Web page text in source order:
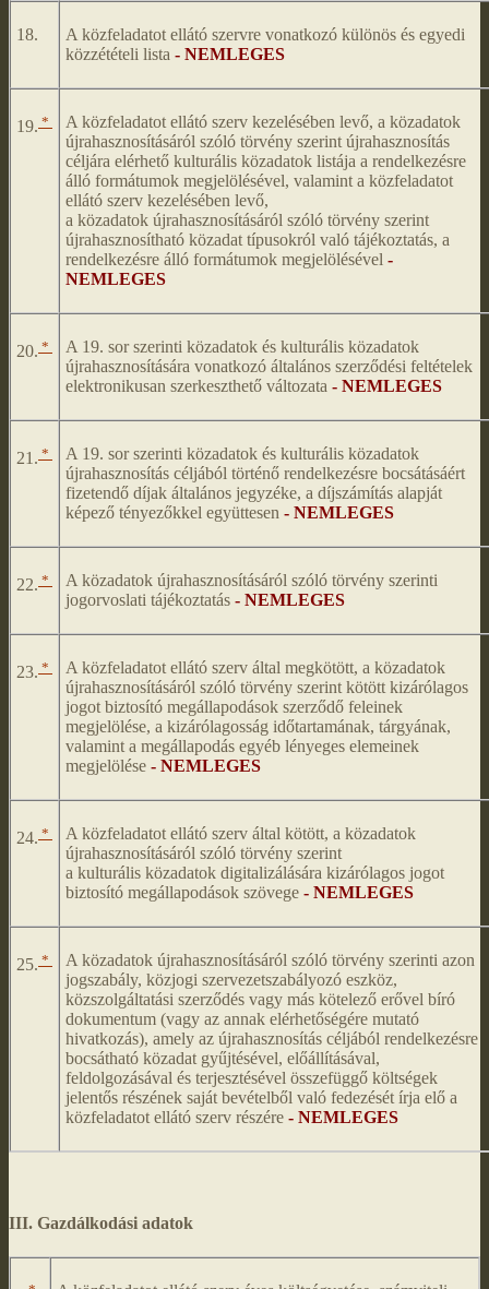
18.
A közfeladatot ellátó szervre vonatkozó különös és egyedi
közzétételi lista - NEMLEGES
19. *
A közfeladatot ellátó szerv kezelésében levő, a közadatok
újrahasznosításáról szóló törvény szerint újrahasznosítás
céljára elérhető kulturális közadatok listája a rendelkezésre
álló formátumok megjelölésével, valamint a közfeladatot
ellátó szerv kezelésében levő,
a közadatok újrahasznosításáról szóló törvény szerint
újrahasznosítható közadat típusokról való tájékoztatás, a
rendelkezésre álló formátumok megjelölésével -
NEMLEGES
20. *
A 19. sor szerinti közadatok és kulturális közadatok
újrahasznosítására vonatkozó általános szerződési feltételek
elektronikusan szerkeszthető változata - NEMLEGES
21. *
A 19. sor szerinti közadatok és kulturális közadatok
újrahasznosítás céljából történő rendelkezésre bocsátásáért
fizetendő díjak általános jegyzéke, a díjszámítás alapját
képező tényezőkkel együttesen - NEMLEGES
22. *
A közadatok újrahasznosításáról szóló törvény szerinti
jogorvoslati tájékoztatás - NEMLEGES
23. *
A közfeladatot ellátó szerv által megkötött, a közadatok
újrahasznosításáról szóló törvény szerint kötött kizárólagos
jogot biztosító megállapodások szerződő feleinek
megjelölése, a kizárólagosság időtartamának, tárgyának,
valamint a megállapodás egyéb lényeges elemeinek
megjelölése - NEMLEGES
24. *
A közfeladatot ellátó szerv által kötött, a közadatok
újrahasznosításáról szóló törvény szerint
a kulturális közadatok digitalizálására kizárólagos jogot
biztosító megállapodások szövege - NEMLEGES
25. *
A közadatok újrahasznosításáról szóló törvény szerinti azon
jogszabály, közjogi szervezetszabályozó eszköz,
közszolgáltatási szerződés vagy más kötelező erővel bíró
dokumentum (vagy az annak elérhetőségére mutató
hivatkozás), amely az újrahasznosítás céljából rendelkezésre
bocsátható közadat gyűjtésével, előállításával,
feldolgozásával és terjesztésével összefüggő költségek
jelentős részének saját bevételből való fedezését írja elő a
közfeladatot ellátó szerv részére - NEMLEGES
III. Gazdálkodási adatok